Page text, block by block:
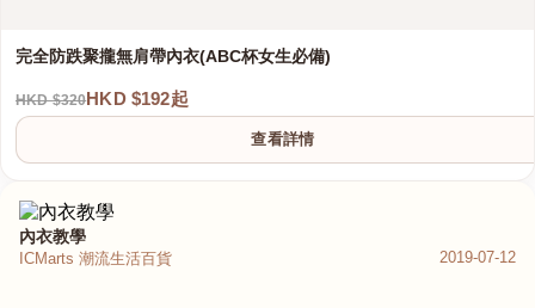
完全防跌聚攏無肩帶內衣(ABC杯女生必備)
HKD $320HKD $192起
查看詳情
內衣教學
ICMarts 潮流生活百貨 2019-07-12